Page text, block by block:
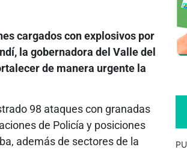
cargados con explosivos por
la gobernadora del Valle del
de manera urgente la
98 ataques con granadas
de Policía y posiciones
además de sectores de la